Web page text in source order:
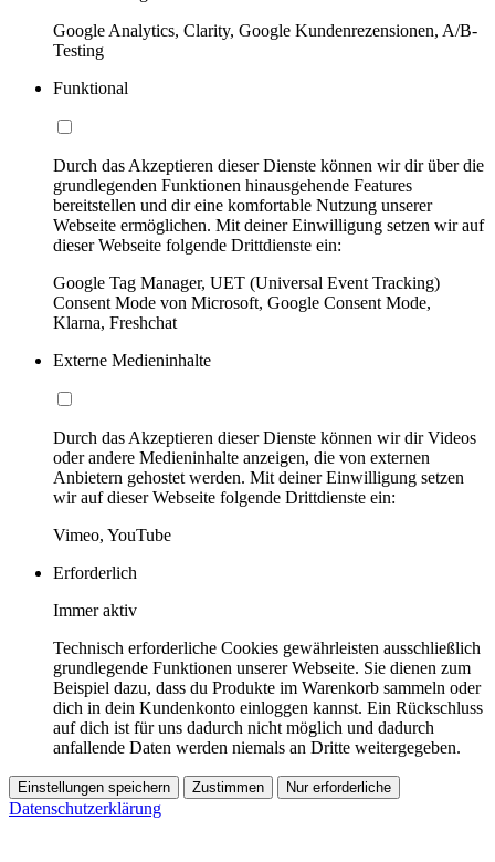
Google Analytics, Clarity, Google Kundenrezensionen, A/B-
Testing
Funktional
Durch das Akzeptieren dieser Dienste können wir dir über die
grundlegenden Funktionen hinausgehende Features
bereitstellen und dir eine komfortable Nutzung unserer
Webseite ermöglichen. Mit deiner Einwilligung setzen wir auf
dieser Webseite folgende Drittdienste ein:
Google Tag Manager, UET (Universal Event Tracking)
Consent Mode von Microsoft, Google Consent Mode,
Klarna, Freshchat
Externe Medieninhalte
Durch das Akzeptieren dieser Dienste können wir dir Videos
oder andere Medieninhalte anzeigen, die von externen
Anbietern gehostet werden. Mit deiner Einwilligung setzen
wir auf dieser Webseite folgende Drittdienste ein:
Vimeo, YouTube
Erforderlich
Immer aktiv
Technisch erforderliche Cookies gewährleisten ausschließlich
grundlegende Funktionen unserer Webseite. Sie dienen zum
Beispiel dazu, dass du Produkte im Warenkorb sammeln oder
dich in dein Kundenkonto einloggen kannst. Ein Rückschluss
auf dich ist für uns dadurch nicht möglich und dadurch
anfallende Daten werden niemals an Dritte weitergegeben.
Einstellungen speichern Zustimmen Nur erforderliche
Datenschutzerklärung